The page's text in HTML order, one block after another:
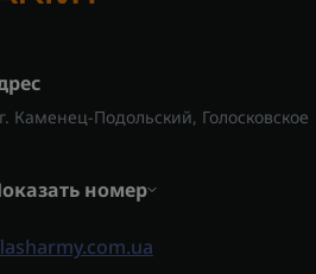
Каменец-Подольский, Голосковское
номер